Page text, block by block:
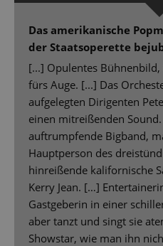
Das amerikanische
der Staatsoperette
[...] Opulentes
fürs Auge. [...] Das
aufgelegten Dirigenten
einen mitreißenden
auftrumpfende Bigband,
Hauptperson des
hinreißende kalifornische
Kerry Jean. […]
Gastgeberin in einer
aber tanzt und singt sie
Showstar, wie man ihn